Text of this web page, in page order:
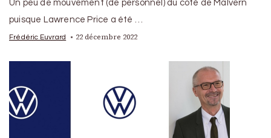
Un peu de mouvement (de personnel) du coté de Malvern
puisque Lawrence Price a été …
Frédéric Euvrard 22 décembre 2022